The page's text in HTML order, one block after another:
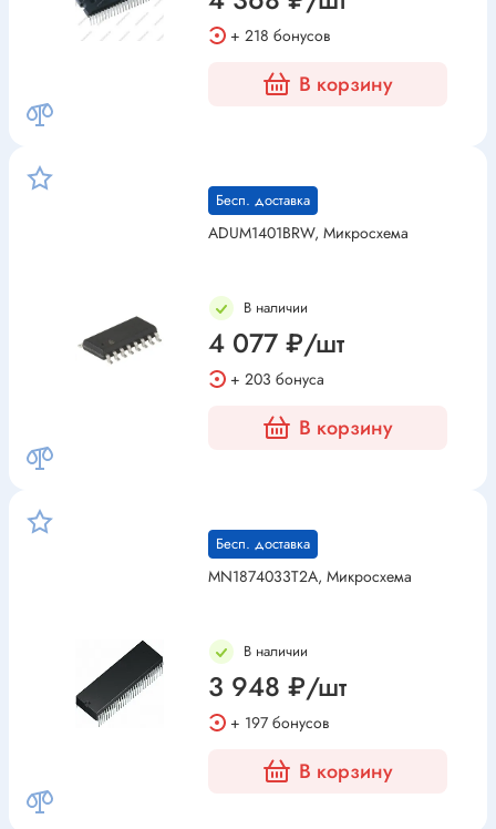
+ 218 бонусов
В корзину
Бесп. доставка
ADUM1401BRW, Микросхема
В наличии
4 077 ₽/шт
+ 203 бонуса
В корзину
Бесп. доставка
MN1874033T2A, Микросхема
В наличии
3 948 ₽/шт
+ 197 бонусов
В корзину